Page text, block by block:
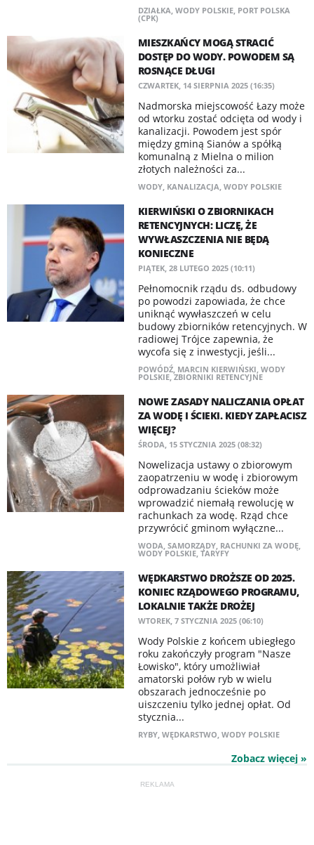
DZIAŁKA, WODY POLSKIE, PORT POLSKA
(CPK)
MIESZKAŃCY MOGĄ STRACIĆ
DOSTĘP DO WODY. POWODEM SĄ
ROSNĄCE DŁUGI
CZWARTEK, 14 SIERPNIA 2025 (16:35)
Nadmorska miejscowość Łazy może
od wtorku zostać odcięta od wody i
kanalizacji. Powodem jest spór
między gminą Sianów a spółką
komunalną z Mielna o milion
złotych należności za...
WODY, KANALIZACJA, WODY POLSKIE
KIERWIŃSKI O ZBIORNIKACH
RETENCYJNYCH: LICZĘ, ŻE
WYWŁASZCZENIA NIE BĘDĄ
KONIECZNE
PIĄTEK, 28 LUTEGO 2025 (10:11)
Pełnomocnik rządu ds. odbudowy
po powodzi zapowiada, że chce
uniknąć wywłaszczeń w celu
budowy zbiorników retencyjnych. W
radiowej Trójce zapewnia, że
wycofa się z inwestycji, jeśli...
POWÓDŹ, MARCIN KIERWIŃSKI, WODY
POLSKIE,ZBIORNIKI RETENCYJNE
NOWE ZASADY NALICZANIA OPŁAT
ZA WODĘ I ŚCIEKI. KIEDY ZAPŁACISZ
WIĘCEJ?
ŚRODA, 15 STYCZNIA 2025 (08:32)
Nowelizacja ustawy o zbiorowym
zaopatrzeniu w wodę i zbiorowym
odprowadzaniu ścieków może
wprowadzić niemałą rewolucję w
rachunkach za wodę. Rząd chce
przywrócić gminom wyłączne...
WODA, SAMORZĄDY, RACHUNKI ZA WODĘ,
WODY POLSKIE, TARYFY
WĘDKARSTWO DROŻSZE OD 2025.
KONIEC RZĄDOWEGO PROGRAMU,
LOKALNIE TAKŻE DROŻEJ
WTOREK, 7 STYCZNIA 2025 (06:10)
Wody Polskie z końcem ubiegłego
roku zakończyły program "Nasze
Łowisko", który umożliwiał
amatorski połów ryb w wielu
obszarach jednocześnie po
uiszczeniu tylko jednej opłat. Od
stycznia...
RYBY, WĘDKARSTWO, WODY POLSKIE
Zobacz więcej »
REKLAMA